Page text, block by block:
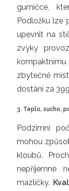
gumičce,
Podložku lze
upevnit na
zvyky
zbytečně
dostání za
3. Teplo, sucho,
Podzimní
mohou
kloubů.
nepříjemné
mazlíčky.